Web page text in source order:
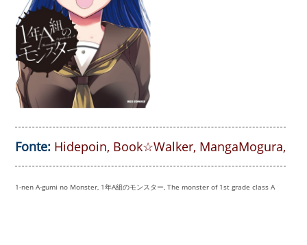
Fonte: Hidepoin, Book☆Walker, MangaMogura,
1-nen A-gumi no Monster, 1年A組のモンスター, The monster of 1st grade class A